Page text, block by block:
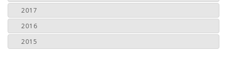
2017
2016
2015